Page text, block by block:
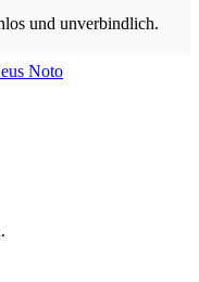
und unverbindlich.
Noto